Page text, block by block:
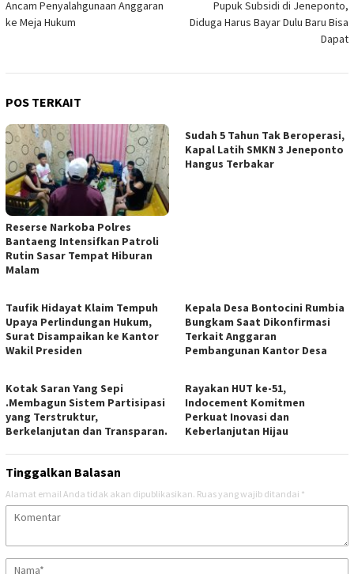
Ancam Penyalahgunaan Anggaran
ke Meja Hukum
Pupuk Subsidi di Jeneponto,
Diduga Harus Bayar Dulu Baru Bisa
Dapat
POS TERKAIT
Reserse Narkoba Polres
Bantaeng Intensifkan Patroli
Rutin Sasar Tempat Hiburan
Malam
Sudah 5 Tahun Tak Beroperasi,
Kapal Latih SMKN 3 Jeneponto
Hangus Terbakar
Taufik Hidayat Klaim Tempuh
Upaya Perlindungan Hukum,
Surat Disampaikan ke Kantor
Wakil Presiden
Kepala Desa Bontocini Rumbia
Bungkam Saat Dikonfirmasi
Terkait Anggaran
Pembangunan Kantor Desa
Kotak Saran Yang Sepi
.Membagun Sistem Partisipasi
yang Terstruktur,
Berkelanjutan dan Transparan.
Rayakan HUT ke-51,
Indocement Komitmen
Perkuat Inovasi dan
Keberlanjutan Hijau
Tinggalkan Balasan
Alamat email Anda tidak akan dipublikasikan. Ruas yang wajib ditandai *